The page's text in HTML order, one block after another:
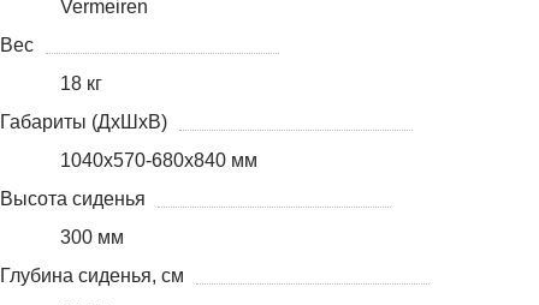
Vermeiren
Вес
18 кг
Габариты (ДхШхВ)
1040x570-680x840 мм
Высота сиденья
300 мм
Глубина сиденья, см